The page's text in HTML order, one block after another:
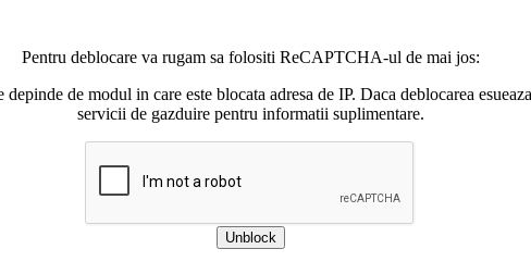
Pentru deblocare va rugam sa folositi ReCAPTCHA-ul de mai jos:
de modul in care este blocata adresa de IP. Daca deblocarea
servicii de gazduire pentru informatii suplimentare.